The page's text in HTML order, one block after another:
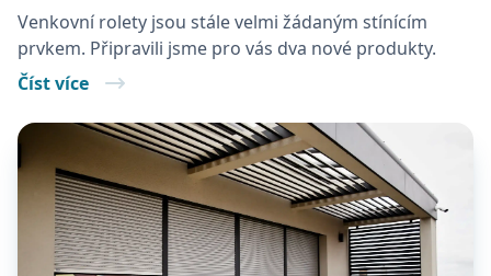
Venkovní rolety jsou stále velmi žádaným stínícím
prvkem. Připravili jsme pro vás dva nové produkty.
Číst více